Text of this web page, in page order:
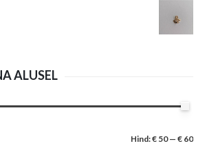
ALUSEL
Hind:€ 50— € 60